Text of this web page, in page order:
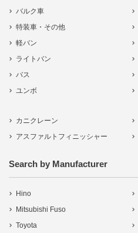
バルク車
特装車・その他
軽バン
ライトバン
バス
ユンボ
カニクレーン
アスファルトフィニッシャー
Search by Manufacturer
Hino
Mitsubishi Fuso
Toyota